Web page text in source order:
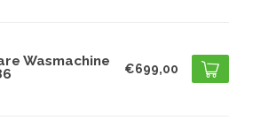
Wasmachine
€699,00